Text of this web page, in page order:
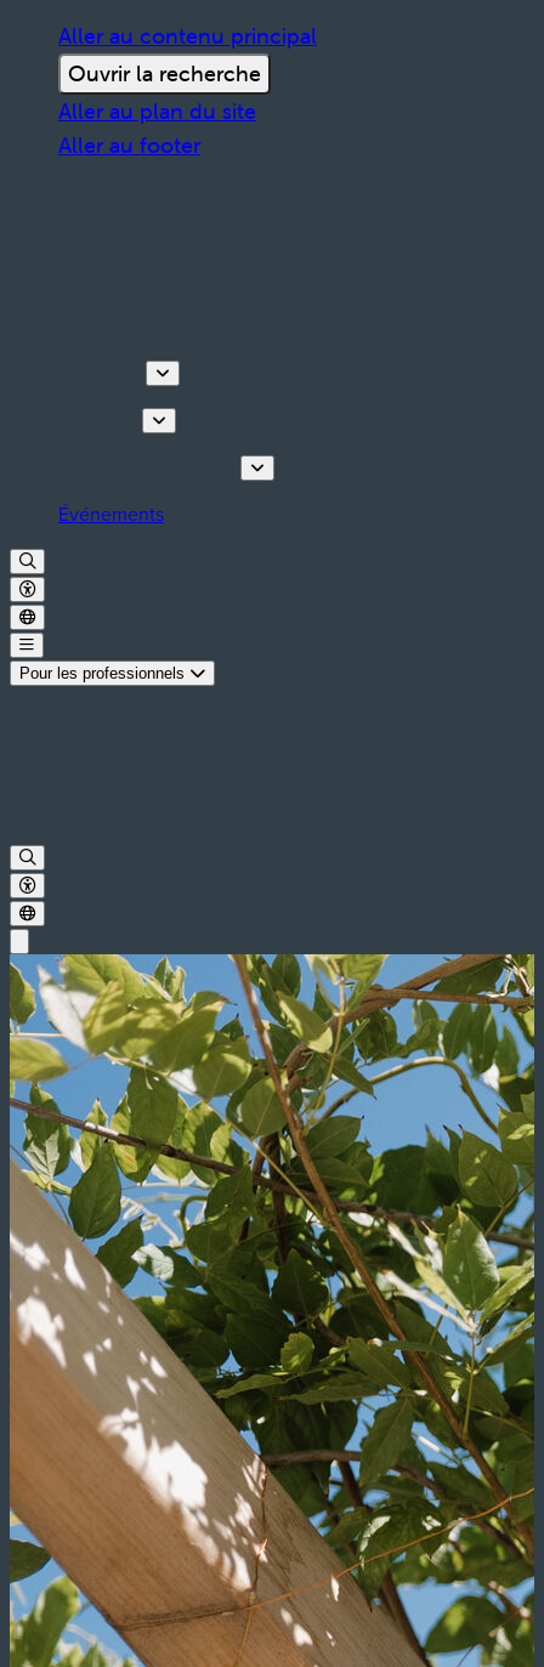
Aller au contenu principal
Ouvrir la recherche
Aller au plan du site
Aller au footer
Événements
Pour les professionnels